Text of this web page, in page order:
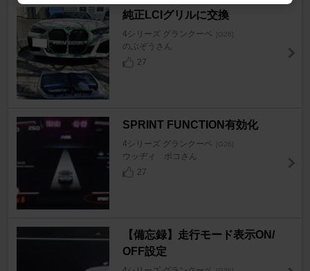
純正LCIグリルに交換
4シリーズ グランクーペ [G26]
のぶぞうさん
27
SPRINT FUNCTION有効化
4シリーズ グランクーペ [G26]
ウッヂィ ポコさん
27
【備忘録】走行モード表示ON/
OFF設定